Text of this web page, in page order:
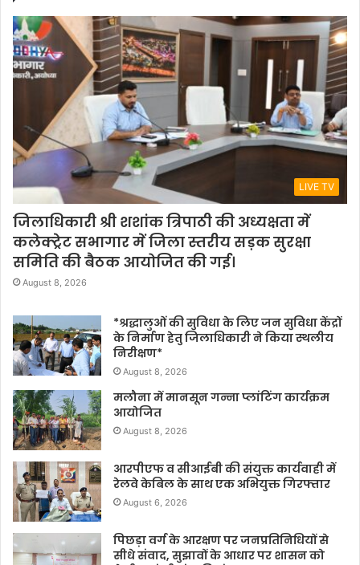
LIVE TV
जिलाधिकारी श्री शशांक त्रिपाठी की अध्यक्षता में
कलेक्ट्रेट सभागार में जिला स्तरीय सड़क सुरक्षा
समिति की बैठक आयोजित की गई।
August 8, 2026
*श्रद्धालुओं की सुविधा के लिए जन सुविधा केंद्रों
के निर्माण हेतु जिलाधिकारी ने किया स्थलीय
निरीक्षण*
August 8, 2026
मलौना में मानसून गन्ना प्लांटिंग कार्यक्रम
आयोजित
August 8, 2026
आरपीएफ व सीआईबी की संयुक्त कार्यवाही में
रेलवे केबिल के साथ एक अभियुक्त गिरफ्तार
August 6, 2026
पिछड़ा वर्ग के आरक्षण पर जनप्रतिनिधियों से
सीधे संवाद, सुझावों के आधार पर शासन को